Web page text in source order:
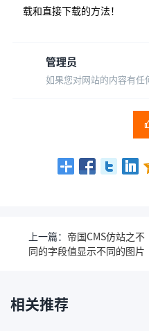
载和直接下载的方法！
管理员
如果您对网站的内容有
上一篇： 帝国CMS仿站之不
同的字段值显示不同的图片
相关推荐